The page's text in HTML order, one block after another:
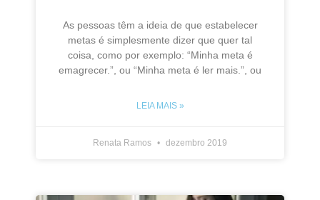
As pessoas têm a ideia de que estabelecer
metas é simplesmente dizer que quer tal
coisa, como por exemplo: “Minha meta é
emagrecer.”, ou “Minha meta é ler mais.”, ou
LEIA MAIS »
Renata Ramos dezembro 2019